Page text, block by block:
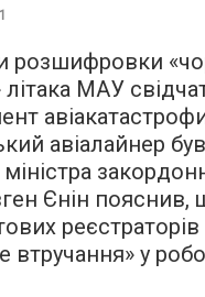
розшифровки
МАУ
авіакатастрофи
авіалайнер
Єнін пояснив,
втручання» у